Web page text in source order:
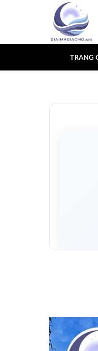
dung
TRANG
nghĩa
Toàn
Để cảm
âm nhạc
Đoạn